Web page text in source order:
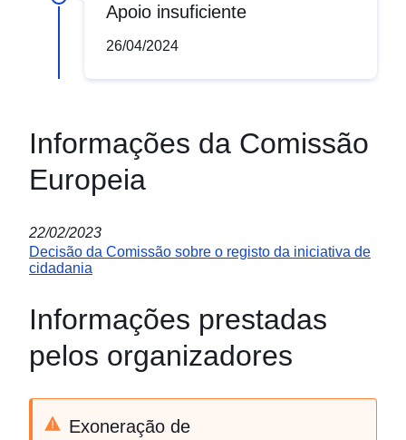
Apoio insuficiente
26/04/2024
Informações da Comissão
Europeia
22/02/2023
Decisão da Comissão sobre o registo da iniciativa de
cidadania
Informações prestadas
pelos organizadores
Exoneração de